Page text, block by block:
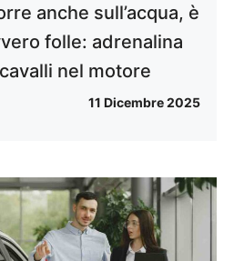
anche sull’acqua, è
folle: adrenalina
nel motore
11 Dicembre 2025